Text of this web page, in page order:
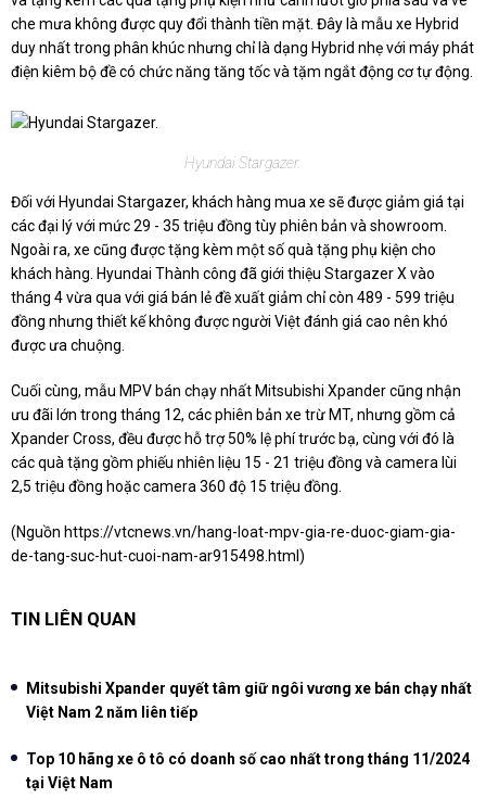
che mưa không được quy đổi thành tiền mặt. Đây là mẫu xe Hybrid
duy nhất trong phân khúc nhưng chỉ là dạng Hybrid nhẹ với máy phát
điện kiêm bộ đề có chức năng tăng tốc và tặm ngắt động cơ tự động.
Hyundai Stargazer.
Đối với Hyundai Stargazer, khách hàng mua xe sẽ được giảm giá tại
các đại lý với mức 29 - 35 triệu đồng tùy phiên bản và showroom.
Ngoài ra, xe cũng được tặng kèm một số quà tặng phụ kiện cho
khách hàng. Hyundai Thành công đã giới thiệu Stargazer X vào
tháng 4 vừa qua với giá bán lẻ đề xuất giảm chỉ còn 489 - 599 triệu
đồng nhưng thiết kế không được người Việt đánh giá cao nên khó
được ưa chuộng.
Cuối cùng, mẫu MPV bán chạy nhất Mitsubishi Xpander cũng nhận
ưu đãi lớn trong tháng 12, các phiên bản xe trừ MT, nhưng gồm cả
Xpander Cross, đều được hỗ trợ 50% lệ phí trước bạ, cùng với đó là
các quà tặng gồm phiếu nhiên liệu 15 - 21 triệu đồng và camera lùi
2,5 triệu đồng hoặc camera 360 độ 15 triệu đồng.
(Nguồn https://vtcnews.vn/hang-loat-mpv-gia-re-duoc-giam-gia-
de-tang-suc-hut-cuoi-nam-ar915498.html )
TIN LIÊN QUAN
Mitsubishi Xpander quyết tâm giữ ngôi vương xe bán chạy nhất
Việt Nam 2 năm liên tiếp
Top 10 hãng xe ô tô có doanh số cao nhất trong tháng 11/2024
tại Việt Nam